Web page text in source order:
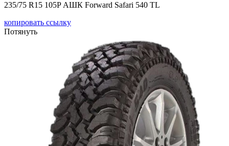
235/75 R15 105P АШК Forward Safari 540 TL
копировать ссылку
Потянуть